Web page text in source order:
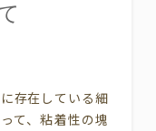
存在している細
て、粘着性の塊